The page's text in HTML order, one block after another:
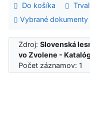
Do košíka
Vybrané dokumenty
Zdroj:Slovenská
vo Zvolene -
Počet záznamov: 1